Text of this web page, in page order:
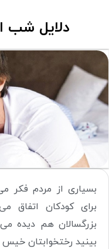
دلایل شب
بسیاری از مردم فکر
برای کودکان اتفاق
بزرگسالان هم دیده
بینید رختخوابتان